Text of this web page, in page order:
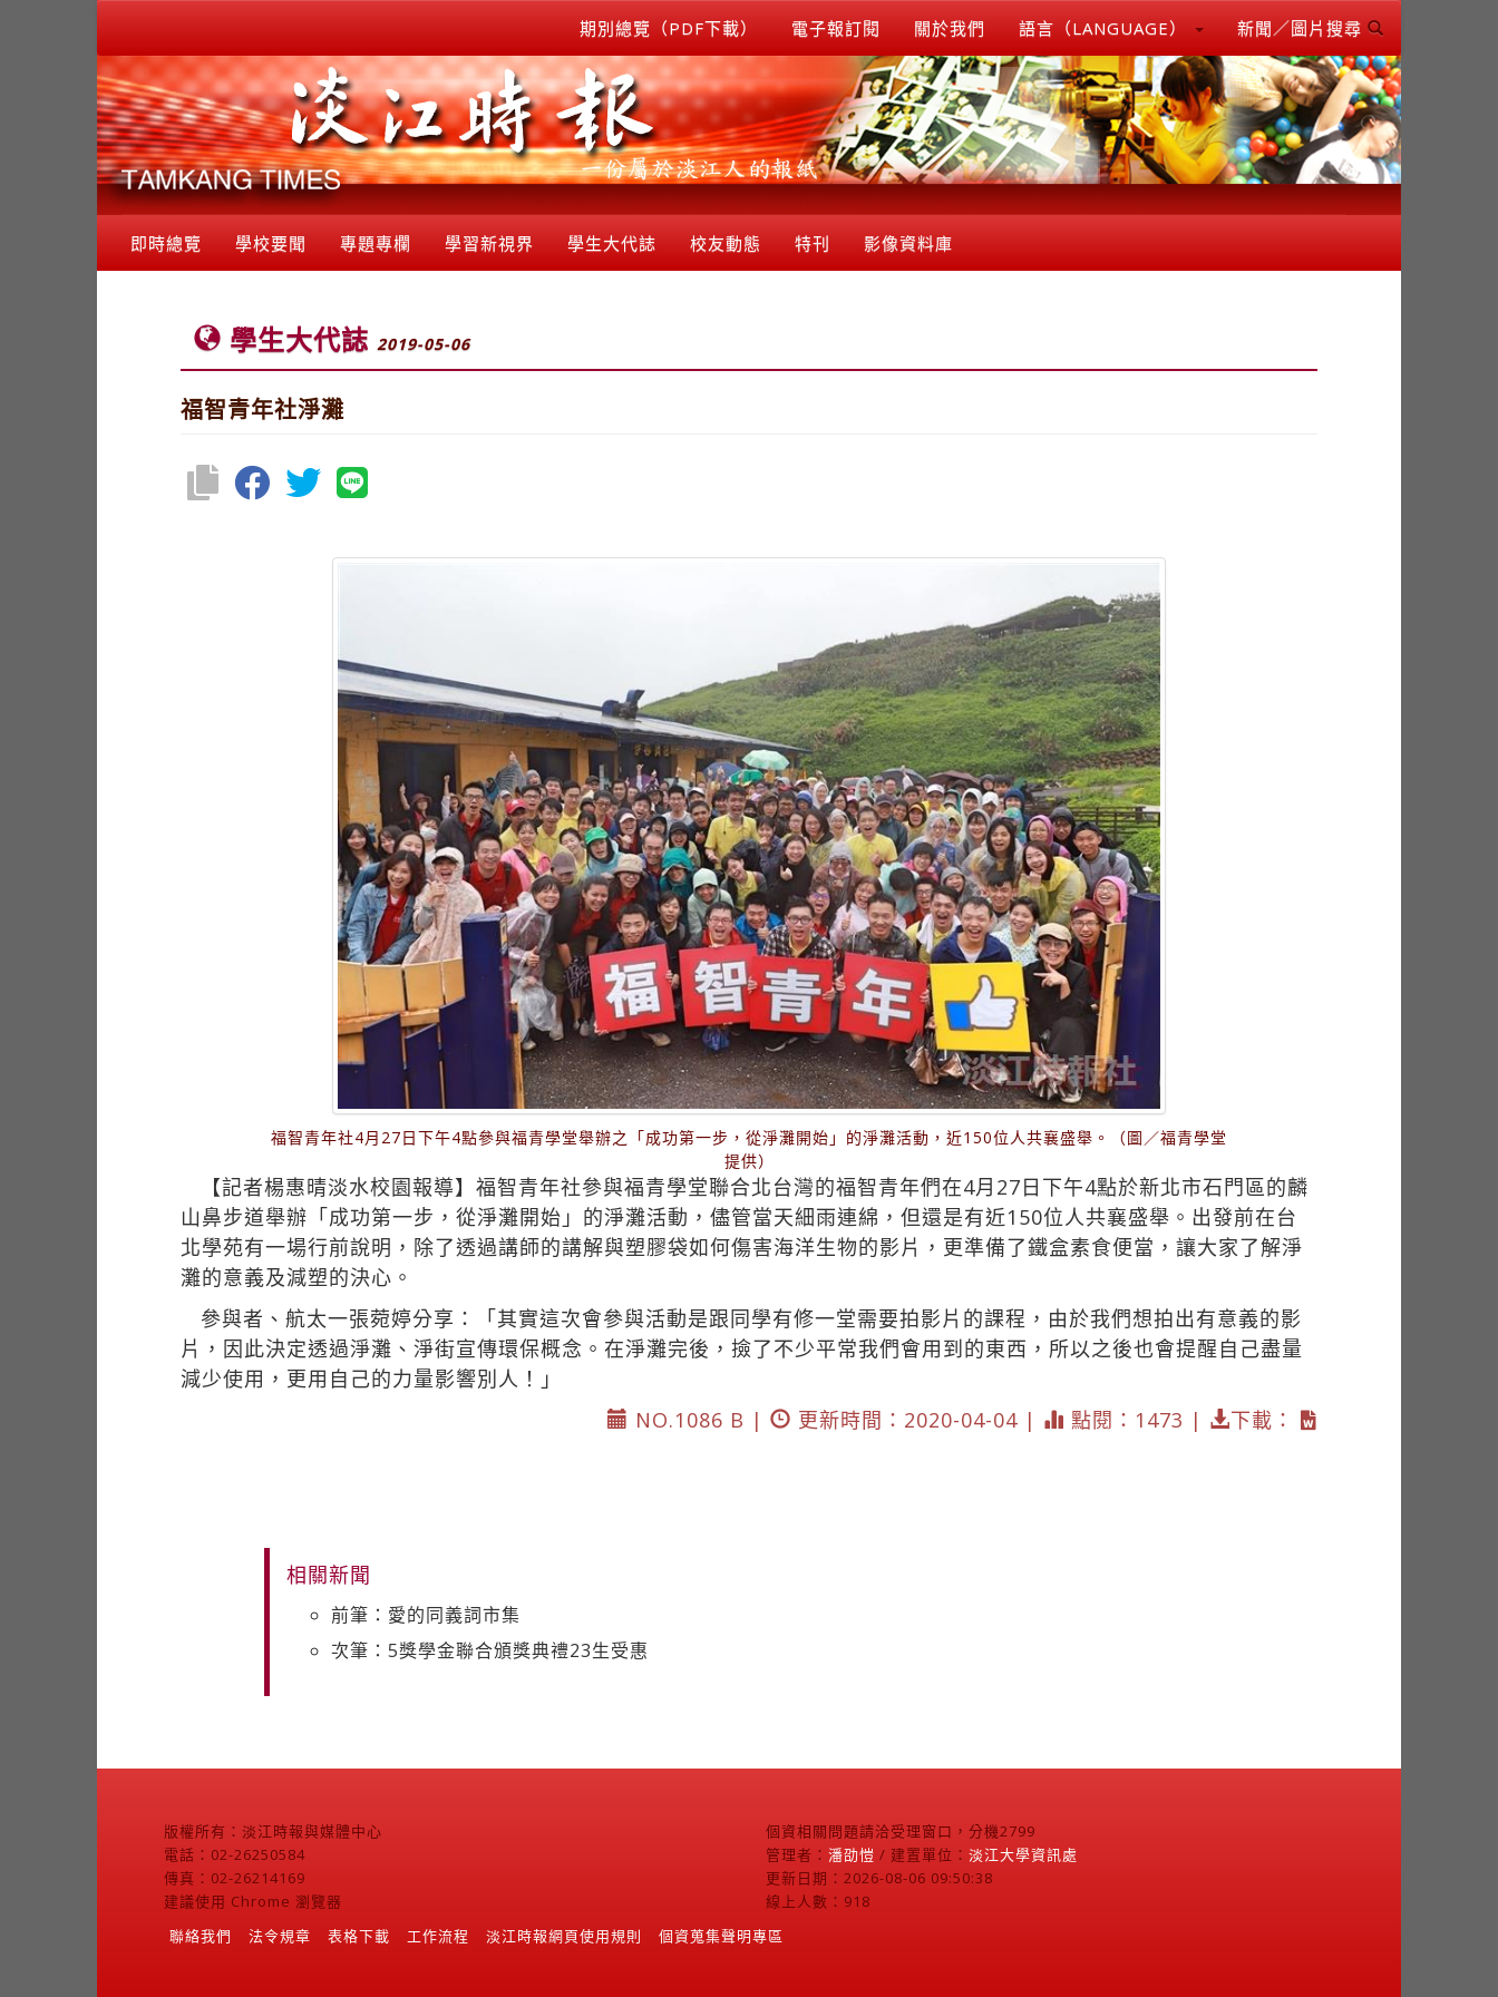
期別總覽（PDF下載） 電子報訂閱 關於我們 語言（LANGUAGE） 新聞／圖片搜尋
即時總覽 學校要聞 專題專欄 學習新視界 學生大代誌 校友動態 特刊 影像資料庫
學生大代誌 2019-05-06
福智青年社淨灘
福智青年社4月27日下午4點參與福青學堂舉辦之「成功第一步，從淨灘開始」的淨灘活動，近150位人共襄盛舉。（圖／福青學堂
提供）
【記者楊惠晴淡水校園報導】福智青年社參與福青學堂聯合北台灣的福智青年們在4月27日下午4點於新北市石門區的麟
山鼻步道舉辦「成功第一步，從淨灘開始」的淨灘活動，儘管當天細雨連綿，但還是有近150位人共襄盛舉。出發前在台
北學苑有一場行前說明，除了透過講師的講解與塑膠袋如何傷害海洋生物的影片，更準備了鐵盒素食便當，讓大家了解淨
灘的意義及減塑的決心。
參與者、航太一張菀婷分享：「其實這次會參與活動是跟同學有修一堂需要拍影片的課程，由於我們想拍出有意義的影
片，因此決定透過淨灘、淨街宣傳環保概念。在淨灘完後，撿了不少平常我們會用到的東西，所以之後也會提醒自己盡量
減少使用，更用自己的力量影響別人！」
NO.1086 B |
更新時間：2020-04-04 | 點閱：1473 | 下載：
相關新聞
前筆：愛的同義詞市集
次筆：5獎學金聯合頒獎典禮23生受惠
版權所有：淡江時報與媒體中心
電話：02-26250584
傳真：02-26214169
建議使用 Chrome 瀏覽器
個資相關問題請洽受理窗口，分機2799
管理者： 潘劭愷 / 建置單位： 淡江大學資訊處
更新日期：2026-08-06 09:50:38
線上人數：918
聯絡我們
法令規章 表格下載 工作流程 淡江時報網頁使用規則 個資蒐集聲明專區